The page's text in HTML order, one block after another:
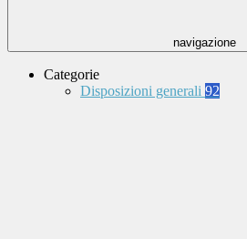
navigazione
Categorie
Disposizioni generali 92